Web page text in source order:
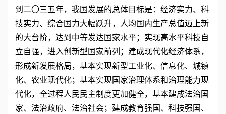
到二〇三五年，我国发展的总体目标是：经济实力、科
技实力、综合国力大幅跃升，人均国内生产总值迈上新
的大台阶，达到中等发达国家水平；实现高水平科技自
立自强，进入创新型国家前列；建成现代化经济体系，
形成新发展格局，基本实现新型工业化、信息化、城镇
化、农业现代化；基本实现国家治理体系和治理能力现
代化，全过程人民民主制度更加健全，基本建成法治国
家、法治政府、法治社会；建成教育强国、科技强国、